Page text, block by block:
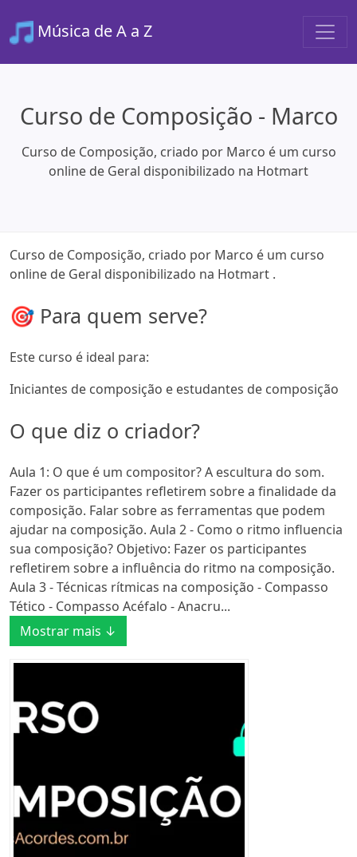
Música de A a Z
Curso de Composição - Marco
Curso de Composição, criado por Marco é um curso
online de Geral disponibilizado na Hotmart
Curso de Composição, criado por Marco é um curso
online de Geral disponibilizado na Hotmart .
🎯 Para quem serve?
Este curso é ideal para:
Iniciantes de composição e estudantes de composição
O que diz o criador?
Aula 1: O que é um compositor? A escultura do som.
Fazer os participantes refletirem sobre a finalidade da
composição. Falar sobre as ferramentas que podem
ajudar na composição. Aula 2 - Como o ritmo influencia
sua composição? Objetivo: Fazer os participantes
refletirem sobre a influência do ritmo na composição.
Aula 3 - Técnicas rítmicas na composição - Compasso
Tético - Compasso Acéfalo - Anacru...
Mostrar mais ↓